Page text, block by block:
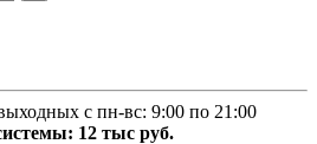
с пн-вс: 9:00 по 21:00
12 тыс руб.